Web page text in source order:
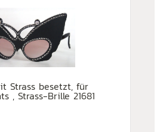
Strass besetzt, für
, Strass-Brille 21681